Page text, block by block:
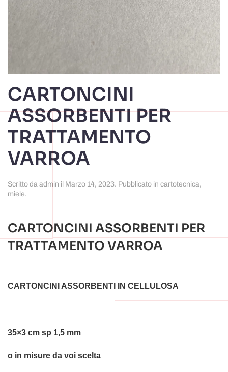
CARTONCINI
ASSORBENTI PER
TRATTAMENTO
VARROA
Scritto da admin il Marzo 14, 2023. Pubblicato in cartotecnica,
miele.
CARTONCINI ASSORBENTI PER
TRATTAMENTO VARROA
CARTONCINI ASSORBENTI IN CELLULOSA
35×3 cm sp 1,5 mm
o in misure da voi scelta